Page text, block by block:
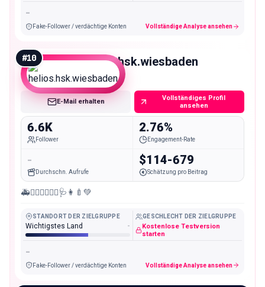
-
Fake-Follower / verdächtige Konten Vollständige Analyse ansehen
#10 helios.hsk.wiesbaden
Nano
E-Mail erhalten
Vollständiges Profil
ansehen
6.6K
Follower
2.76%
Engagement-Rate
-
Durchschn. Aufrufe
$114-679
Schätzung pro Beitrag
🚑👨🏻‍⚕️👩🏼‍⚕️🩺👩‍🍼💚
STANDORT DER ZIELGRUPPE
Wichtigstes Land -
GESCHLECHT DER ZIELGRUPPE
Kostenlose Testversion
starten
-
Fake-Follower / verdächtige Konten Vollständige Analyse ansehen